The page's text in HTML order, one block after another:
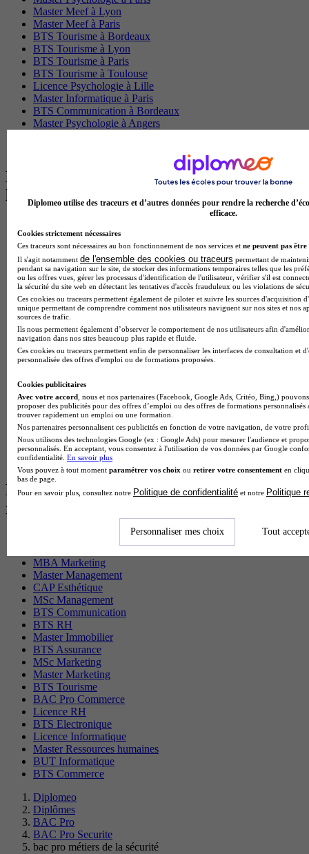
Master Meef à Lyon
Master Meef à Paris
BTS Tourisme à Bordeaux
BTS Tourisme à Lyon
BTS Tourisme à Paris
BTS Tourisme à Toulouse
Licence Psychologie à Lille
Master Informatique à Paris
BTS Communication à Bordeaux
Master Psychologie à Angers
Les intitulés de diplôme par alternance
les plus recherchés
BTS Dietetique en alternance
BTS Mco en alternance
BTS Pi en alternance
BTS Sp3s en alternance
Master CCA en alternance
BTS Ndrc en alternance
BTS Sam en alternance
Cap Fleuriste en alternance
BTS Sio en alternance
MSc Marketing Digital en alternance
BTS Gpme en alternance
BTS Gpn en alternance
BTS Domotique en alternance
BAC Pro Agora en alternance
BTS Sta en alternance
BTS Iris en alternance
BTS Tpl en alternance
BTS Ati en alternance
Les diplômes par filière les plus
recherchés
MBA Marketing
Master Management
CAP Esthétique
MSc Management
BTS Communication
BTS RH
Master Immobilier
BTS Assurance
MSc Marketing
Master Marketing
BTS Tourisme
BAC Pro Commerce
Licence RH
BTS Electronique
Licence Informatique
Master Ressources humaines
BUT Informatique
BTS Commerce
Diplomeo
Diplômes
BAC Pro
BAC Pro Securite
bac pro métiers de la sécurité
Diplomeo utilise des traceurs et d’autres données pour rendre la recherche
efficace.
Cookies strictement nécessaires
Ces traceurs sont nécessaires au bon fonctionnement de nos services et ne peuvent pas être
Il s'agit notamment de l'ensemble des cookies ou traceurs permettant de
pendant sa navigation sur le site, de stocker des informations temporaires telles que les
ou les offres vues, gérer les processus d'identification de l'utilisateur, vérifier s'il est
la sécurité du site web en détectant les tentatives d'accès frauduleux ou les violations de
Ces cookies ou traceurs permettent également de piloter et suivre les sources d'acquisition
unique permettant de comprendre comment nos utilisateurs naviguent sur nos sites et nos
sources de trafic.
Ils nous permettent également d’observer le comportement de nos utilisateurs afin
navigation dans nos sites beaucoup plus rapide et fluide.
Ces cookies ou traceurs permettent enfin de personnaliser les interfaces de consultation et
personnalisée des offres d'emploi ou de formations proposées.
Cookies publicitaires
Avec votre accord , nous et nos partenaires (Facebook, Google Ads, Critéo, Bing,)
proposer des publicités pour des offres d’emploi ou des offres de formations
trouver rapidement un emploi ou une formation.
Nos partenaires personnalisent ces publicités en fonction de votre navigation, de votre
Nous utilisons des technologies Google (ex : Google Ads) pour mesurer l'audience et
personnalisés. En acceptant, vous consentez à l'utilisation de vos données par Google
confidentialité. En savoir plus
Vous pouvez à tout moment paramétrer vos choix ou retirer votre consentement en
bas de page.
Pour en savoir plus, consultez notre Politique de confidentialité et notre Politique
Personnaliser mes choix Tout